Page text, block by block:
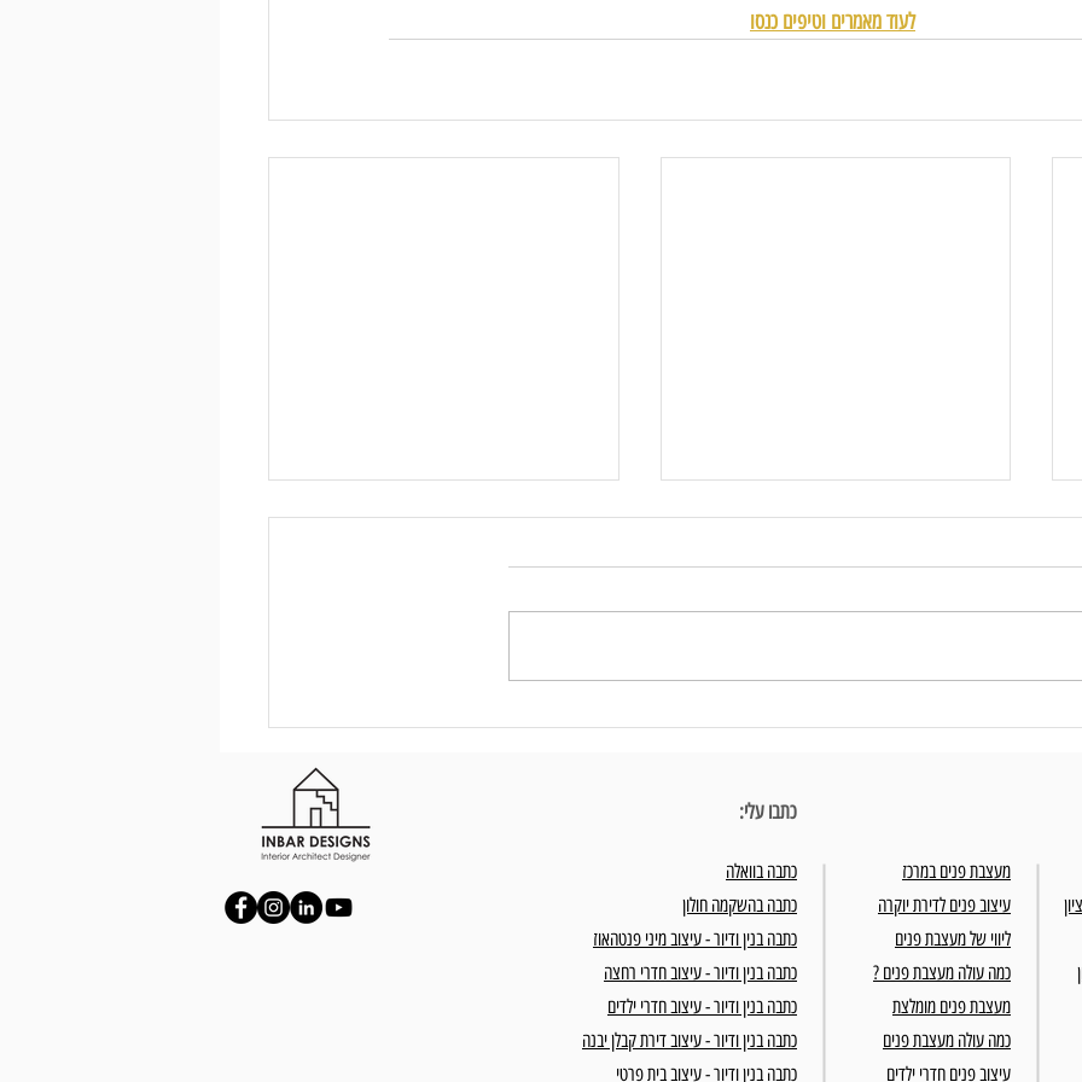
לעוד מאמרים וטיפים כנסו
עיצוב חדרי שינה - יצירת חוויה בבית עיצוב פנים של חדר רחצה מרכזי בבית
כתבו עלי:
כתבה בוואלה
כתבה בהשקמה חולון
כתבה בנין ודיור - עיצוב מיני פנטהאוז
כתבה בנין ודיור - עיצוב חדרי רחצה
כתבה בנין ודיור - עיצוב חדרי ילדים
כתבה בנין ודיור - עיצוב דירת קבלן יבנה
כתבה בנין ודיור - עיצוב בית פרטי
מעצבת פנים במרכז
עיצוב פנים לדירת יוקרה
ליווי של מעצבת פנים
כמה עולה מעצבת פנים ?
מעצבת פנים מומלצת
כמה עולה מעצבת פנים
עיצוב פנים חדרי ילדים